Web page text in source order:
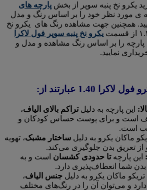
یکرو نخ پنبه سوپر از بخش پارچه های
ی مورد نظر خود را بر اساس رنگ و مدل
همچنین جهت مشاهده رنگ های یکرو نخ
یکرو نخ پنبه سوپر فول لاکرا
پارچه را بر اساس رنگ مشاهده و مدل و
نمایید.
1.40 عبارتند از:
این پارچه به دلیلتراکم بالای الیاف،
است و برای پوست حساس کودکان و
است.
ماکان یکرو به دلیل ساختار مشبک، تهویه
از تعریق بدن جلوگیری می‌کند.
این پارچهتا حدودی کشسان است و به
شما انعطاف‌پذیری دارد.
تریکو ماکان یکرو به دلیل جنس الیاف،
و می‌توان آن را در رنگ‌های مختلف